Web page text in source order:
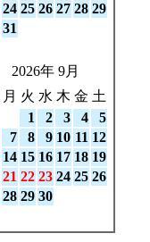
24 25 26 27 28 29
31
2026年 9月
月 火 水 木 金 土
1
2 3 4
5
7 8 9 10 11 12
14 15 16 17 18 19
21 22 23 24 25 26
28 29 30